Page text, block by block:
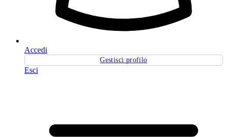
Accedi
Gestisci profilo
Esci